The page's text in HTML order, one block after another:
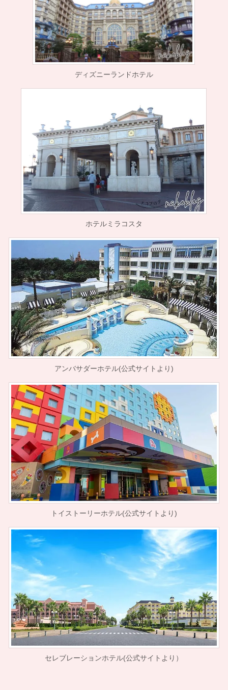
ディズニーランドホテル
ホテルミラコスタ
アンバサダーホテル(公式サイトより)
トイストーリーホテル(公式サイトより)
セレブレーションホテル(公式サイトより）